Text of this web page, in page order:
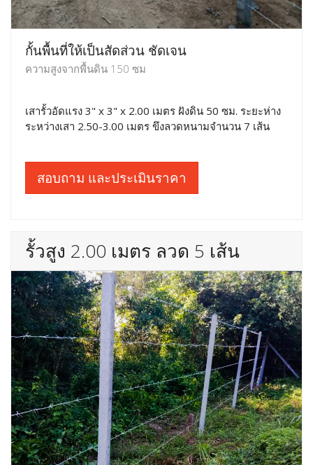
กั้นพื้นที่ให้เป็นสัดส่วน ชัดเจน
ความสูงจากพื้นดิน 150 ซม
เสารั้วอัดแรง 3" x 3" x 2.00 เมตร ฝังดิน 50 ซม. ระยะห่าง
ระหว่างเสา 2.50-3.00 เมตร ขึงลวดหนามจำนวน 7 เส้น
สอบถาม และประเมินราคา
รั้วสูง 2.00 เมตร ลวด 5 เส้น